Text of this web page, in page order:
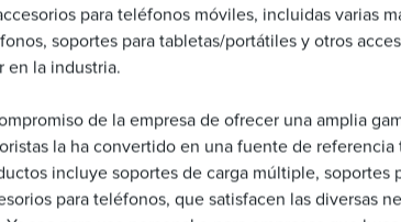
para teléfonos móviles, incluidas varias
soportes para tabletas/portátiles y otros
en la industria.
de la empresa de ofrecer una amplia
la ha convertido en una fuente de
incluye soportes de carga múltiple,
para teléfonos, que satisfacen las diversas